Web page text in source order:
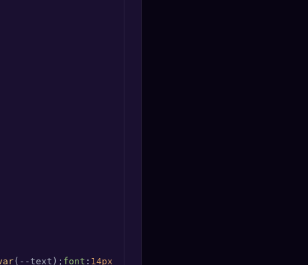
(--text); font : 14px